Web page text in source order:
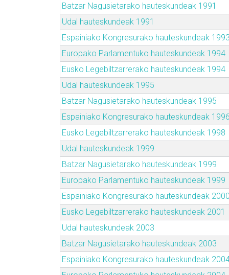
Batzar Nagusietarako hauteskundeak 1991
Udal hauteskundeak 1991
Espainiako Kongresurako hauteskundeak 1993
Europako Parlamentuko hauteskundeak 1994
Eusko Legebiltzarrerako hauteskundeak 1994
Udal hauteskundeak 1995
Batzar Nagusietarako hauteskundeak 1995
Espainiako Kongresurako hauteskundeak 1996
Eusko Legebiltzarrerako hauteskundeak 1998
Udal hauteskundeak 1999
Batzar Nagusietarako hauteskundeak 1999
Europako Parlamentuko hauteskundeak 1999
Espainiako Kongresurako hauteskundeak 2000
Eusko Legebiltzarrerako hauteskundeak 2001
Udal hauteskundeak 2003
Batzar Nagusietarako hauteskundeak 2003
Espainiako Kongresurako hauteskundeak